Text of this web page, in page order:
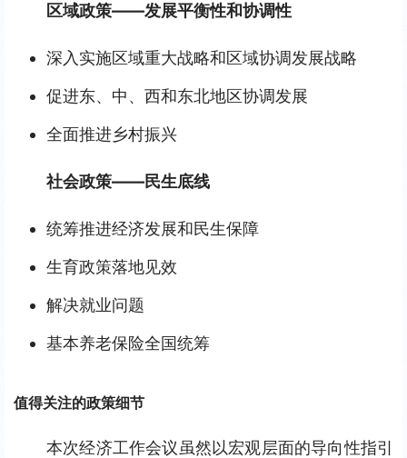
区域政策——发展平衡性和协调性
深入实施区域重大战略和区域协调发展战略
促进东、中、西和东北地区协调发展
全面推进乡村振兴
社会政策——民生底线
统筹推进经济发展和民生保障
生育政策落地见效
解决就业问题
基本养老保险全国统筹
值得关注的政策细节
本次经济工作会议虽然以宏观层面的导向性指引